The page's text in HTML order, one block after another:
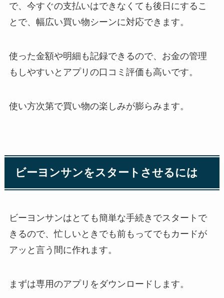
で、今すぐの支払いはできなくても後日にするこ
とで、幅広い買い物シーンに対応できます。
使った金額や明細も記録できるので、お金の管理
もしやすいとアプリの口コミ評価も高いです。
使い方次第で買い物の楽しみが膨らみます。
ビーヨンサンをスタートさせるには
ビーヨンサンはとても簡単な手続きでスタートで
きるので、忙しいときでも前もってでもカードが
アッと言う間に作れます。
まずは専用のアプリをダウンロードします。